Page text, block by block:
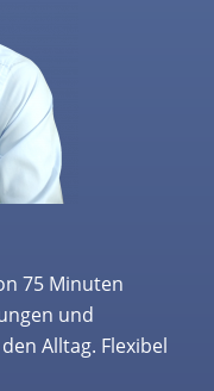
75 Minuten
und
Alltag. Flexibel